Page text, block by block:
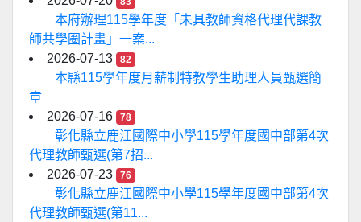
本府辦理115學年度「未具教師資格代理代課教
師共學圈計畫」一案...
2026-07-13
82
本縣115學年度月薪制特教學生助理人員甄選簡
章
2026-07-16
78
彰化縣立鹿江國際中小學115學年度國中部第4次
代理教師甄選(第7招...
2026-07-23
76
彰化縣立鹿江國際中小學115學年度國中部第4次
代理教師甄選(第11...